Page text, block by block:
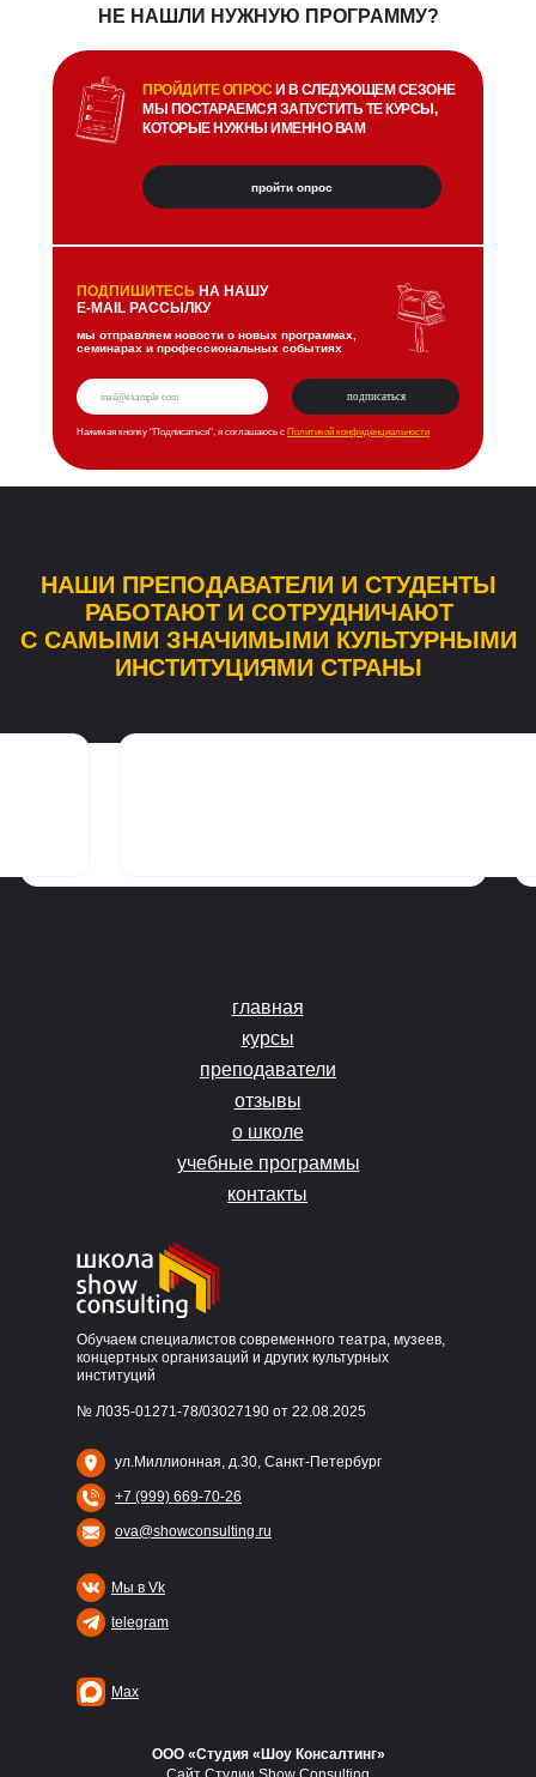
ПОДПИШИТЕСЬ НА НАШУ
E-MAIL РАССЫЛКУ
подписаться
Нажимая кнопку "Подписаться", я соглашаюсь с Политикой конфиденциальности
мы отправляем новости о новых программах,
семинарах и профессиональных событиях
ПРОЙДИТЕ ОПРОС И В СЛЕДУЮЩЕМ СЕЗОНЕ
МЫ ПОСТАРАЕМСЯ ЗАПУСТИТЬ ТЕ КУРСЫ,
КОТОРЫЕ НУЖНЫ ИМЕННО ВАМ
пройти опрос
НЕ НАШЛИ НУЖНУЮ ПРОГРАММУ?
ООО «Студия «Шоу Консалтинг»
Обучаем специалистов современного театра, музеев,
концертных организаций и других культурных
институций
ova@showconsulting.ru
ул.Миллионная, д.30, Санкт-Петербург
+7 (999) 669-70-26
главная
курсы
преподаватели
отзывы
о школе
контакты
учебные программы
Мы в Vk
telegram
Max
№ Л035-01271-78/03027190 от 22.08.2025